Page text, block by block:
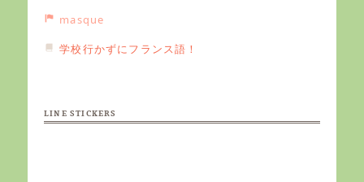
masque
学校行かずにフランス語！
LINE STICKERS